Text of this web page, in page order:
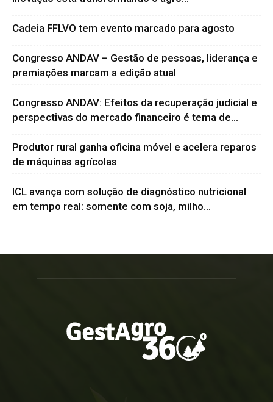
Cadeia FFLVO tem evento marcado para agosto
Congresso ANDAV – Gestão de pessoas, liderança e
premiações marcam a edição atual
Congresso ANDAV: Efeitos da recuperação judicial e
perspectivas do mercado financeiro é tema de...
Produtor rural ganha oficina móvel e acelera reparos
de máquinas agrícolas
ICL avança com solução de diagnóstico nutricional
em tempo real: somente com soja, milho...